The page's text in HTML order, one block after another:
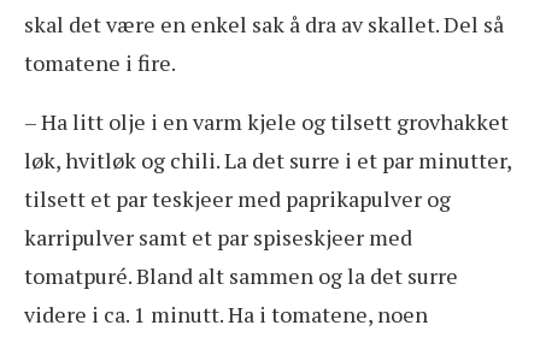
skal det være en enkel sak å dra av skallet. Del så
tomatene i fire.
– Ha litt olje i en varm kjele og tilsett grovhakket
løk, hvitløk og chili. La det surre i et par minutter,
tilsett et par teskjeer med paprikapulver og
karripulver samt et par spiseskjeer med
tomatpuré. Bland alt sammen og la det surre
videre i ca. 1 minutt. Ha i tomatene, noen